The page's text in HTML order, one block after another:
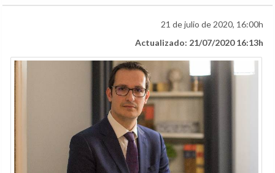
21 de julio de 2020, 16:00h
Actualizado: 21/07/2020 16:13h